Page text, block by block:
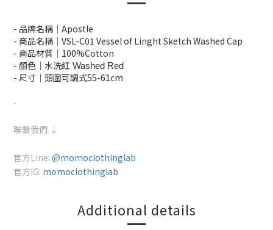
- 品牌名稱｜Apostle
- 商品名稱｜VSL-C01 Vessel of Linght Sketch Washed Cap
- 商品材質｜100%Cotton
- 顏色｜水洗紅 Washed Red
- 尺寸｜頭圍可調式55-61cm
-
聯繫我們 ↓
官方Line: @momoclothinglab
官方IG: momoclothinglab
Additional details